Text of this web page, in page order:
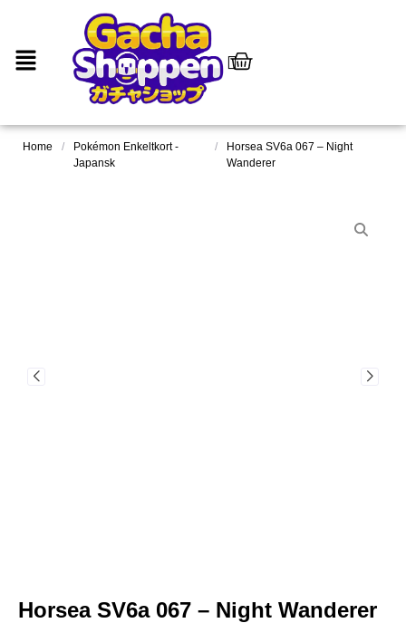
Home /
Pokémon Enkeltkort -
Japansk
/
Horsea SV6a 067 – Night
Wanderer
Horsea SV6a 067 – Night Wanderer